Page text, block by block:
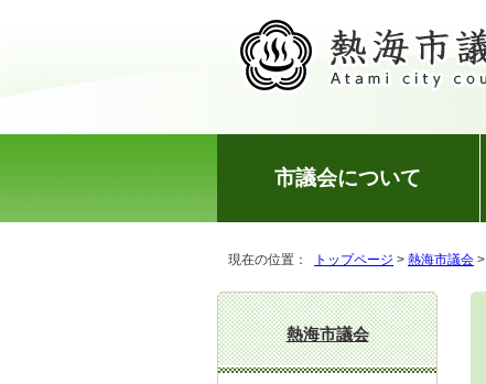
市議会について
現在の位置： トップページ > 熱海市議会 >
熱海市議会